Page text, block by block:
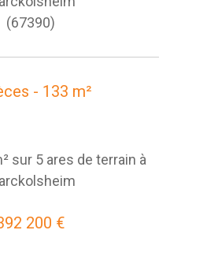
(67390)
- 133 m²
sur 5 ares de terrain à
200 €